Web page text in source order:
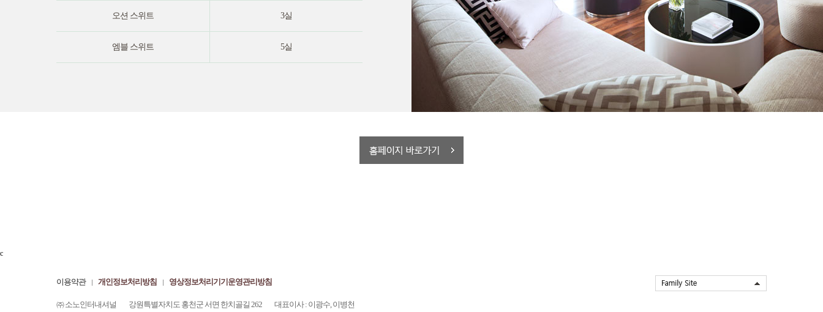
오션 스위트 3실
엠블 스위트 5실
c
이용약관 개인정보처리방침 영상정보처리기기운영관리방침
㈜ 소노인터내셔널 강원특별자치도 홍천군 서면 한치골길 262 대표이사 : 이광수, 이병천